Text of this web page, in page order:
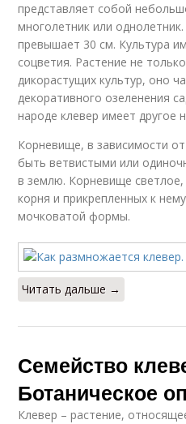
представляет собой
многолетник или
превышает 30 см. Культура
соцветия. Растение не
дикорастущих культур, оно
декоративного озеленения
народе клевер имеет другое
Корневище, в зависимости
быть ветвистыми или
в землю. Корневище светлое,
корня и прикрепленных к
мочковатой формы.
Читать дальше →
Семейство
Ботаническое
Клевер – растение,